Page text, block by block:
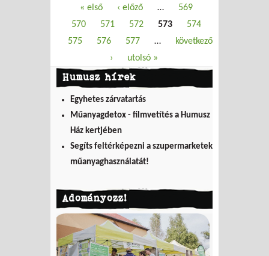
Oldalak« első ‹ előző …
569
570
571 572 573
574
575
576 577 …
következő
›
utolsó »
Humusz hírek
Egyhetes zárvatartás
Műanyagdetox - filmvetítés a Humusz
Ház kertjében
Segíts feltérképezni a szupermarketek
műanyaghasználatát!
Adományozz!